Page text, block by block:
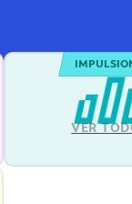
VER